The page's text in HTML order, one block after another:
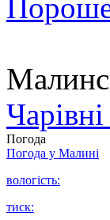
Погода
Погода у Малині
вологість:
тиск: